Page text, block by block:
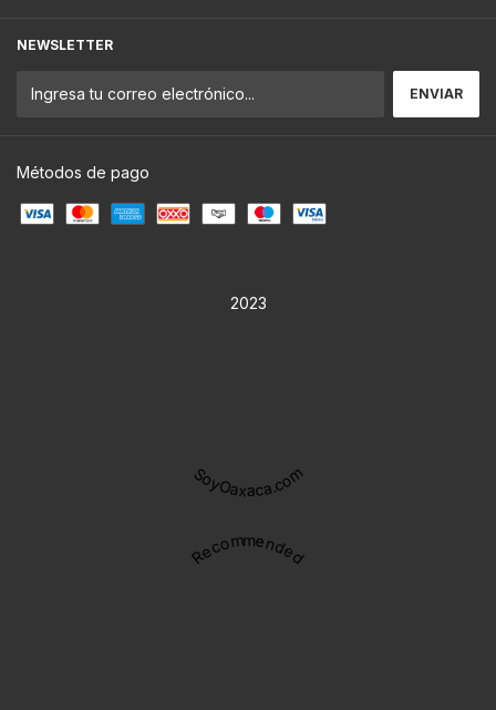
NEWSLETTER
Métodos de pago
2023
SoyOaxaca.com
Recommended